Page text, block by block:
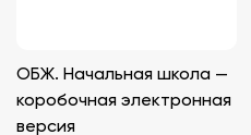
ОБЖ. Начальная школа —
коробочная электронная
версия